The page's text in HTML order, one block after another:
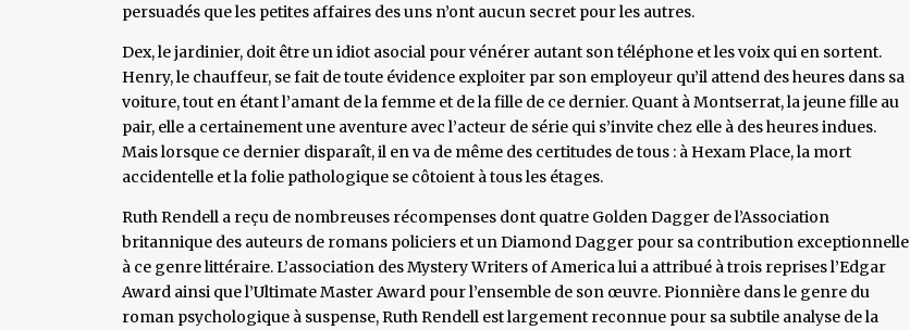
persuadés que les petites affaires des uns n’ont aucun secret pour les autres.
Dex, le jardinier, doit être un idiot asocial pour vénérer autant son téléphone et les voix qui en sortent.
Henry, le chauffeur, se fait de toute évidence exploiter par son employeur qu’il attend des heures dans sa
voiture, tout en étant l’amant de la femme et de la fille de ce dernier. Quant à Montserrat, la jeune fille au
pair, elle a certainement une aventure avec l’acteur de série qui s’invite chez elle à des heures indues.
Mais lorsque ce dernier disparaît, il en va de même des certitudes de tous : à Hexam Place, la mort
accidentelle et la folie pathologique se côtoient à tous les étages.
Ruth Rendell a reçu de nombreuses récompenses dont quatre Golden Dagger de l’Association
britannique des auteurs de romans policiers et un Diamond Dagger pour sa contribution exceptionnelle
à ce genre littéraire. L’association des Mystery Writers of America lui a attribué à trois reprises l’Edgar
Award ainsi que l’Ultimate Master Award pour l’ensemble de son œuvre. Pionnière dans le genre du
roman psychologique à suspense, Ruth Rendell est largement reconnue pour sa subtile analyse de la